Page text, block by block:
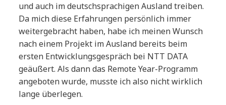
und auch im deutschsprachigen Ausland treiben.
Da mich diese Erfahrungen persönlich immer
weitergebracht haben, habe ich meinen Wunsch
nach einem Projekt im Ausland bereits beim
ersten Entwicklungsgespräch bei NTT DATA
geäußert. Als dann das Remote Year-Programm
angeboten wurde, musste ich also nicht wirklich
lange überlegen.